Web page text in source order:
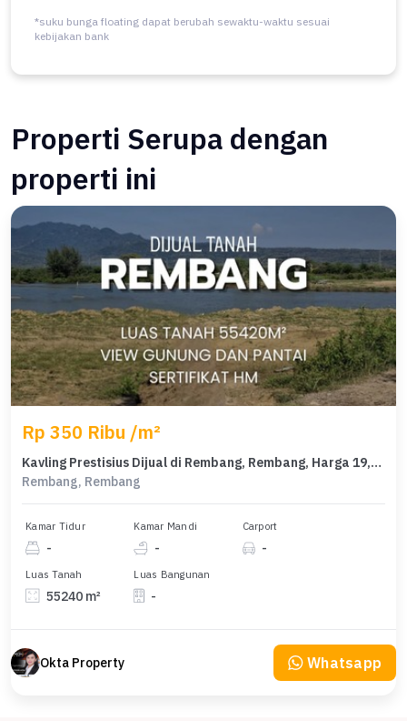
*suku bunga floating dapat berubah sewaktu-waktu sesuai
kebijakan bank
Properti Serupa dengan
properti ini
Rp 350 Ribu /m²
Kavling Prestisius Dijual di Rembang, Rembang, Harga 19,3 Miliar
Rembang, Rembang
Kamar Tidur
-
Kamar Mandi
-
Carport
-
Luas Tanah
55240 m²
Luas Bangunan
-
Okta Property Whatsapp